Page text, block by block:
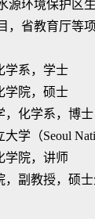
源环境保护区
，省教育厅等
学系，学士
学院，硕士
，化学系，博士
学（Seoul
学院，讲师
副教授，硕